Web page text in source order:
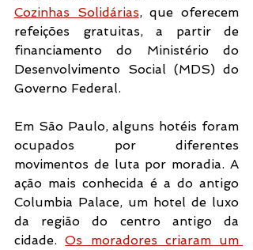
Cozinhas Solidárias, que oferecem
refeições gratuitas, a partir de
financiamento do Ministério do
Desenvolvimento Social (MDS) do
Governo Federal.
Em São Paulo, alguns hotéis foram
ocupados por diferentes
movimentos de luta por moradia. A
ação mais conhecida é a do antigo
Columbia Palace, um hotel de luxo
da região do centro antigo da
cidade. Os moradores criaram um